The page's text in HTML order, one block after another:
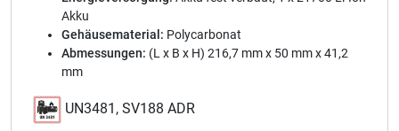
Akku
Gehäusematerial: Polycarbonat
Abmessungen: (L x B x H) 216,7 mm x 50 mm x 41,2
mm
UN3481, SV188 ADR